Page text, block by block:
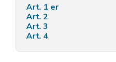
Art. 1 er
Art. 2
Art. 3
Art. 4